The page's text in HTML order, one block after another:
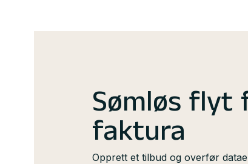
Sømløs
faktura
Opprett et tilbud og overfør